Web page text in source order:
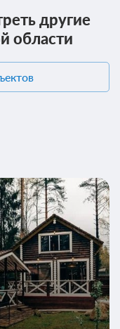
другие
области